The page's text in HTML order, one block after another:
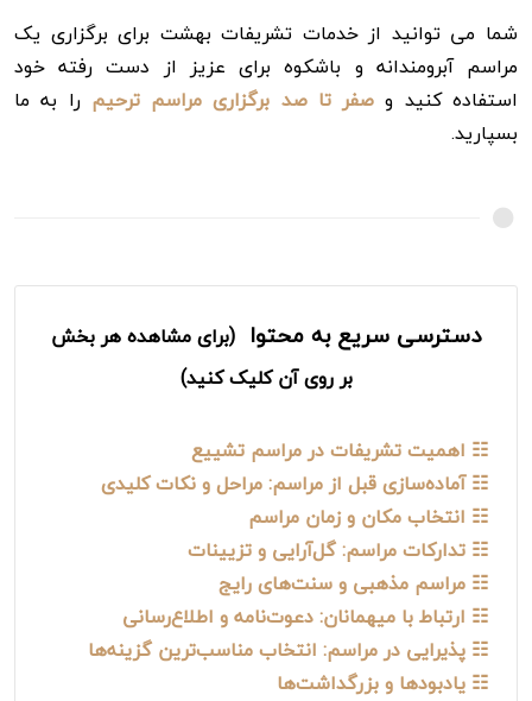
شما می توانید از خدمات تشریفات بهشت برای برگزاری یک
مراسم آبرومندانه و باشکوه برای عزیز از دست رفته خود
استفاده کنید و صفر تا صد برگزاری مراسم ترحیم را به ما
بسپارید.
دسترسی سریع به محتوا (برای مشاهده هر بخش
بر روی آن کلیک کنید)
☷ اهمیت تشریفات در مراسم تشییع
☷ آماده‌سازی قبل از مراسم: مراحل و نکات کلیدی
☷ انتخاب مکان و زمان مراسم
☷ تدارکات مراسم: گل‌آرایی و تزیینات
☷ مراسم مذهبی و سنت‌های رایج
☷ ارتباط با میهمانان: دعوت‌نامه و اطلاع‌رسانی
☷ پذیرایی در مراسم: انتخاب مناسب‌ترین گزینه‌ها
☷ یادبودها و بزرگداشت‌ها